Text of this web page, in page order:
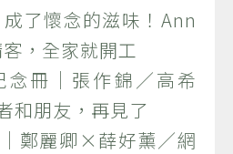
了懷念的滋味！Ann
，全家就開工
冊｜張作錦／高希
和朋友，再見了
鄭麗卿×薛好薰／網